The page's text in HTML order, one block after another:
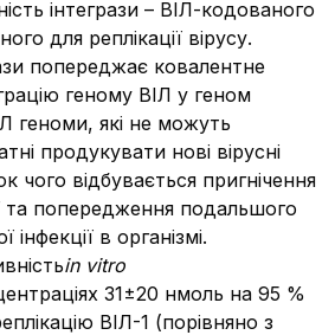
інтегрази – ВІЛ-кодованого
для реплікації вірусу.
попереджає ковалентне
геному ВІЛ у геном
геноми, які не можуть
продукувати нові вірусні
чого відбувається пригнічення
та попередження подальшого
в організмі.
in vitro
31±20 нмоль на 95 %
ВІЛ-1 (порівняно з